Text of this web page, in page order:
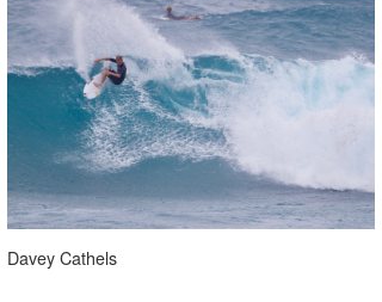
Davey Cathels